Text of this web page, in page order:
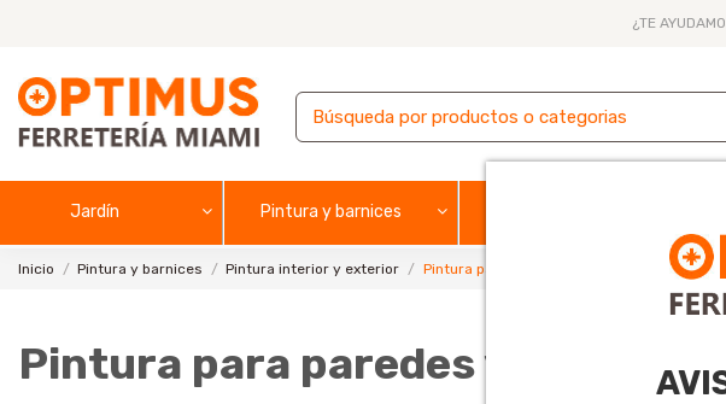
¿TE
Jardín Pintura y barnices
Inicio Pintura y barnices Pintura interior y exterior Pintura para paredes y techos color
Pintura para paredes y techos